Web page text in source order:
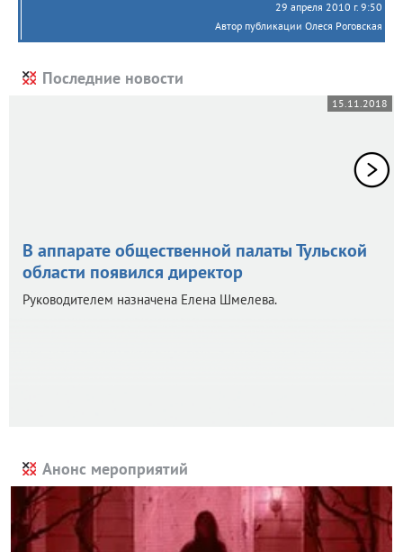
29 апреля 2010 г. 9:50
Автор публикации Олеся Роговская
Последние новости
15.11.2018
В аппарате общественной палаты Тульской
области появился директор
Руководителем назначена Елена Шмелева.
Анонс мероприятий